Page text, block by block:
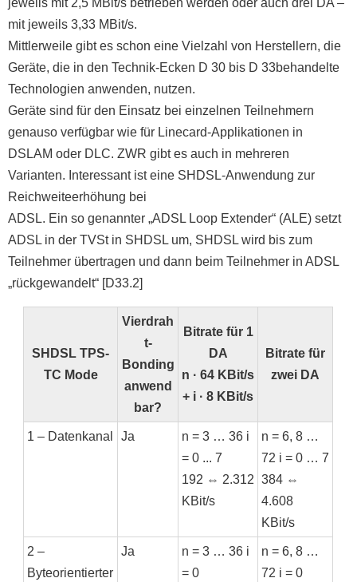
jeweils mit 2,5 MBit/s betrieben werden oder auch drei DA –
mit jeweils 3,33 MBit/s.
Mittlerweile gibt es schon eine Vielzahl von Herstellern, die
Geräte, die in den Technik-Ecken D 30 bis D 33behandelte
Technologien anwenden, nutzen.
Geräte sind für den Einsatz bei einzelnen Teilnehmern
genauso verfügbar wie für Linecard-Applikationen in
DSLAM oder DLC. ZWR gibt es auch in mehreren
Varianten. Interessant ist eine SHDSL-Anwendung zur
Reichweiteerhöhung bei
ADSL. Ein so genannter „ADSL Loop Extender“ (ALE) setzt
ADSL in der TVSt in SHDSL um, SHDSL wird bis zum
Teilnehmer übertragen und dann beim Teilnehmer in ADSL
„rückgewandelt“ [D33.2]
SHDSL TPS-
TC Mode
Vierdrah
t-
Bonding
anwend
bar?
Bitrate für 1
DA
n · 64 KBit/s
+ i · 8 KBit/s
Bitrate für
zwei DA
1 – Datenkanal Ja
n = 3 … 36 i
= 0 ... 7
192 ⇔ 2.312
KBit/s
n = 6, 8 …
72 i = 0 … 7
384 ⇔
4.608
KBit/s
2 –
Byteorientierter
Ja
n = 3 … 36 i
= 0
n = 6, 8 …
72 i = 0